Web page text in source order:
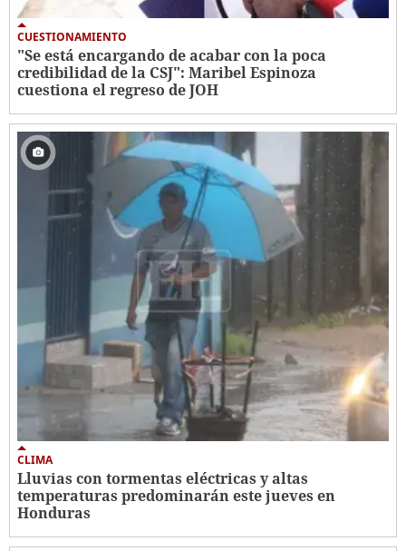
CUESTIONAMIENTO
"Se está encargando de acabar con la poca
credibilidad de la CSJ": Maribel Espinoza
cuestiona el regreso de JOH
CLIMA
Lluvias con tormentas eléctricas y altas
temperaturas predominarán este jueves en
Honduras